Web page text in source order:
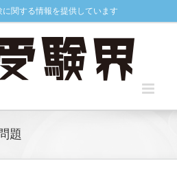
関する情報を提供しています
題